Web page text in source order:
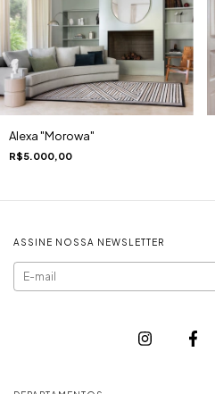
Alexa "Morowa"
R$5.000,00
ASSINE NOSSA NEWSLETTER